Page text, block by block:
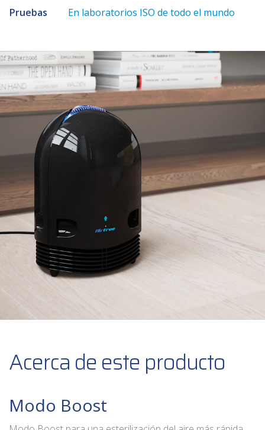
Pruebas
En laboratorios ISO de todo el mundo
Acerca de este producto
Modo Boost